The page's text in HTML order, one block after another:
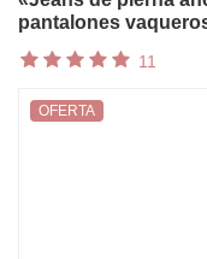
pantalones
11
OFERTA